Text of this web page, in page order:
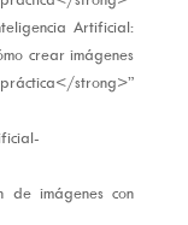
de imágenes con